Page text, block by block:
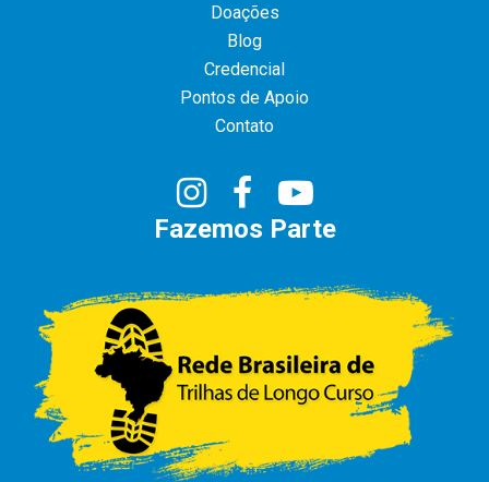
Doações
Blog
Credencial
Pontos de Apoio
Contato
Fazemos Parte